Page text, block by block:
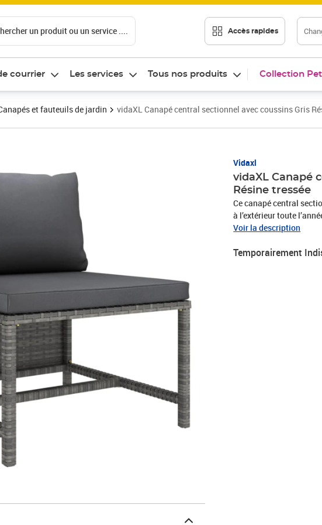
un produit ou un service .... Accès rapides
courrier Les services Tous nos produits Collection
et fauteuils de jardin vidaXL Canapé central sectionnel avec coussins Gris
Vidaxl
vidaXL Canapé
Résine tressée
Ce canapé central
à l’extérieur toute
siège central est léger,
durable. Ce siège
basse, repose-pied et
Voir la description
Temporairement